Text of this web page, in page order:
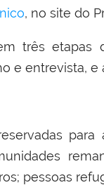
, no site do
três etapas
e entrevista,
pessoas